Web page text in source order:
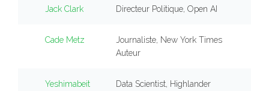
Jack Clark Directeur Politique, Open AI
Cade Metz
Journaliste, New York Times
Auteur
Yeshimabeit
Data Scientist, Highlander